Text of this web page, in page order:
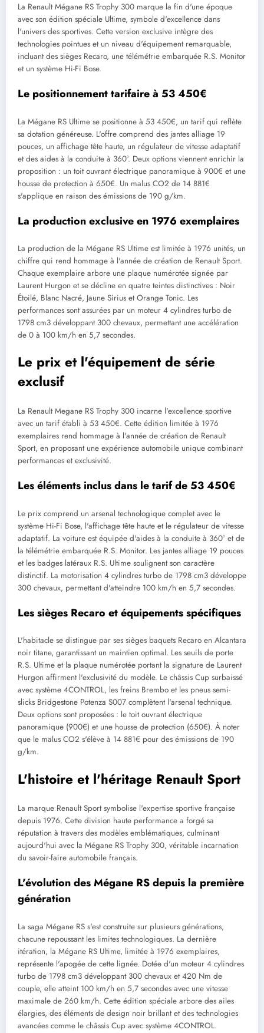
La Renault Mégane RS Trophy 300 marque la fin d'une époque
avec son édition spéciale Ultime, symbole d'excellence dans
l'univers des sportives. Cette version exclusive intègre des
technologies pointues et un niveau d'équipement remarquable,
incluant des sièges Recaro, une télémétrie embarquée R.S. Monitor
et un système Hi-Fi Bose.
Le positionnement tarifaire à 53 450€
La Mégane RS Ultime se positionne à 53 450€, un tarif qui reflète
sa dotation généreuse. L'offre comprend des jantes alliage 19
pouces, un affichage tête haute, un régulateur de vitesse adaptatif
et des aides à la conduite à 360°. Deux options viennent enrichir la
proposition : un toit ouvrant électrique panoramique à 900€ et une
housse de protection à 650€. Un malus CO2 de 14 881€
s'applique en raison des émissions de 190 g/km.
La production exclusive en 1976 exemplaires
La production de la Mégane RS Ultime est limitée à 1976 unités, un
chiffre qui rend hommage à l'année de création de Renault Sport.
Chaque exemplaire arbore une plaque numérotée signée par
Laurent Hurgon et se décline en quatre teintes distinctives : Noir
Étoilé, Blanc Nacré, Jaune Sirius et Orange Tonic. Les
performances sont assurées par un moteur 4 cylindres turbo de
1798 cm3 développant 300 chevaux, permettant une accélération
de 0 à 100 km/h en 5,7 secondes.
Le prix et l'équipement de série
exclusif
La Renault Megane RS Trophy 300 incarne l'excellence sportive
avec un tarif établi à 53 450€. Cette édition limitée à 1976
exemplaires rend hommage à l'année de création de Renault
Sport, en proposant une expérience automobile unique combinant
performances et exclusivité.
Les éléments inclus dans le tarif de 53 450€
Le prix comprend un arsenal technologique complet avec le
système Hi-Fi Bose, l'affichage tête haute et le régulateur de vitesse
adaptatif. La voiture est équipée d'aides à la conduite à 360° et de
la télémétrie embarquée R.S. Monitor. Les jantes alliage 19 pouces
et les badges latéraux R.S. Ultime soulignent son caractère
distinctif. La motorisation 4 cylindres turbo de 1798 cm3 développe
300 chevaux, permettant d'atteindre 100 km/h en 5,7 secondes.
Les sièges Recaro et équipements spécifiques
L'habitacle se distingue par ses sièges baquets Recaro en Alcantara
noir titane, garantissant un maintien optimal. Les seuils de porte
R.S. Ultime et la plaque numérotée portant la signature de Laurent
Hurgon affirment l'exclusivité du modèle. Le châssis Cup surbaissé
avec système 4CONTROL, les freins Brembo et les pneus semi-
slicks Bridgestone Potenza S007 complètent l'arsenal technique.
Deux options sont proposées : le toit ouvrant électrique
panoramique (900€) et une housse de protection (650€). À noter
que le malus CO2 s'élève à 14 881€ pour des émissions de 190
g/km.
L'histoire et l'héritage Renault Sport
La marque Renault Sport symbolise l'expertise sportive française
depuis 1976. Cette division haute performance a forgé sa
réputation à travers des modèles emblématiques, culminant
aujourd'hui avec la Mégane RS Trophy 300, véritable incarnation
du savoir-faire automobile français.
L'évolution des Mégane RS depuis la première
génération
La saga Mégane RS s'est construite sur plusieurs générations,
chacune repoussant les limites technologiques. La dernière
itération, la Mégane RS Ultime, limitée à 1976 exemplaires,
représente l'apogée de cette lignée. Dotée d'un moteur 4 cylindres
turbo de 1798 cm3 développant 300 chevaux et 420 Nm de
couple, elle atteint 100 km/h en 5,7 secondes avec une vitesse
maximale de 260 km/h. Cette édition spéciale arbore des ailes
élargies, des éléments de design noir brillant et des technologies
avancées comme le châssis Cup avec système 4CONTROL.